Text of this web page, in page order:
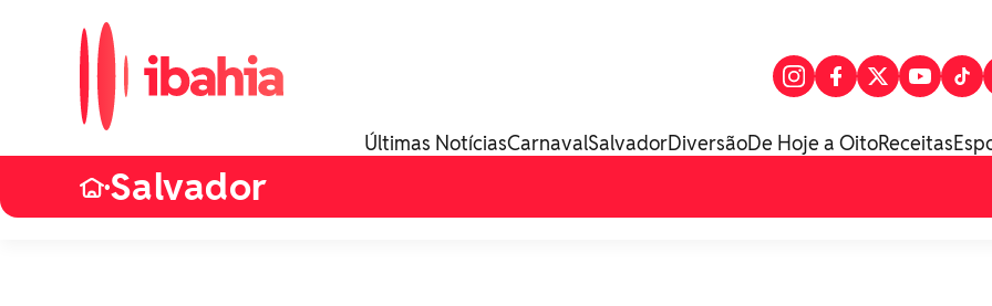
Últimas NotíciasCarnavalSalvadorDiversãoDe Hoje a OitoReceitas
•Salvador